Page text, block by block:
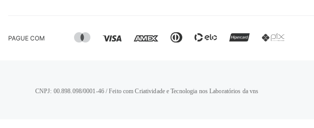
PAGUE COM
CNPJ: 00.898.098/0001-46 / Feito com Criatividade e Tecnologia nos Laboratórios da vns